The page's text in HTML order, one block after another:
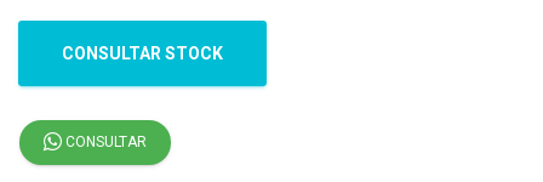
CONSULTAR STOCK
CONSULTAR